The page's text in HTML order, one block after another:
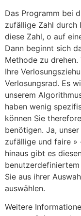
Das Programm bei
zufällige Zahl durch
diese Zahl, o auf
Dann beginnt sich
Methode zu
Ihre
Verlosungsrad. Es
unserem
haben wenig
können Sie
benötigen. Ja,
zufällige und faire »
hinaus gibt es
Sie aus ihrer
auswählen.
Weitere